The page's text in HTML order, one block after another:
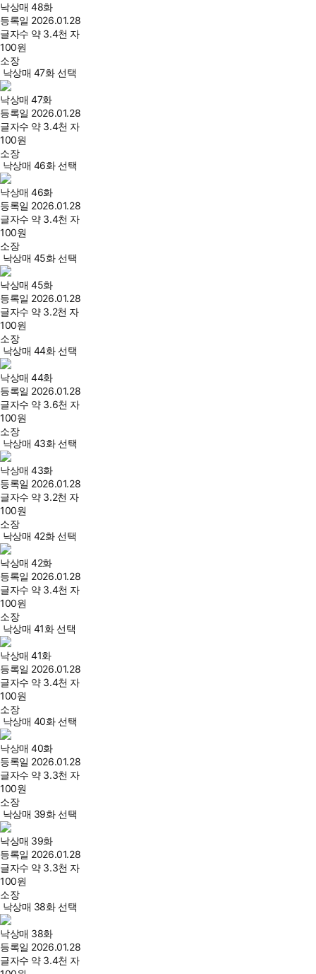
낙상매 48화
등록일 2026.01.28
글자수 약 3.4천 자
100원
소장
낙상매 47화 선택
낙상매 47화
등록일 2026.01.28
글자수 약 3.4천 자
100원
소장
낙상매 46화 선택
낙상매 46화
등록일 2026.01.28
글자수 약 3.4천 자
100원
소장
낙상매 45화 선택
낙상매 45화
등록일 2026.01.28
글자수 약 3.2천 자
100원
소장
낙상매 44화 선택
낙상매 44화
등록일 2026.01.28
글자수 약 3.6천 자
100원
소장
낙상매 43화 선택
낙상매 43화
등록일 2026.01.28
글자수 약 3.2천 자
100원
소장
낙상매 42화 선택
낙상매 42화
등록일 2026.01.28
글자수 약 3.4천 자
100원
소장
낙상매 41화 선택
낙상매 41화
등록일 2026.01.28
글자수 약 3.4천 자
100원
소장
낙상매 40화 선택
낙상매 40화
등록일 2026.01.28
글자수 약 3.3천 자
100원
소장
낙상매 39화 선택
낙상매 39화
등록일 2026.01.28
글자수 약 3.3천 자
100원
소장
낙상매 38화 선택
낙상매 38화
등록일 2026.01.28
글자수 약 3.4천 자